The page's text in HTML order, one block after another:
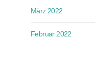
März 2022
Februar 2022